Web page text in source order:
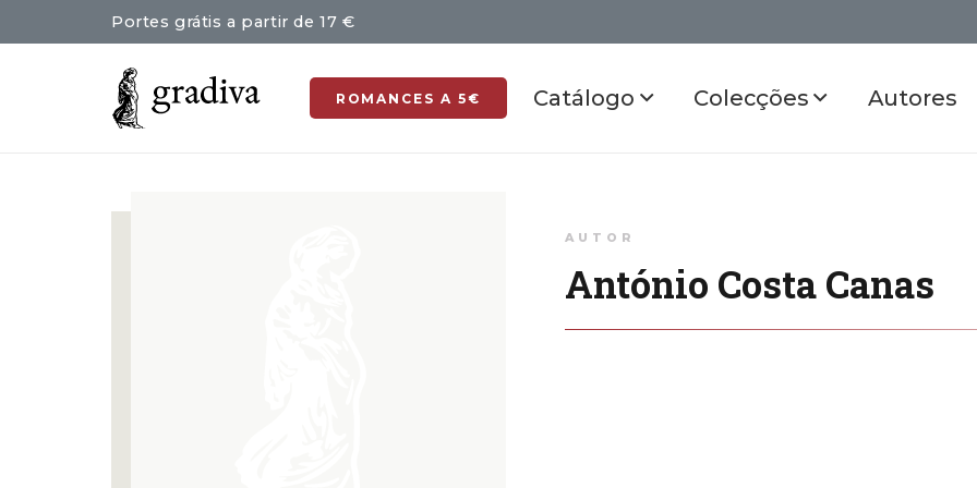
Portes grátis a partir de 17 €
ROMANCES A 5€ Catálogo Colecções Autores
AUTOR
António Costa Canas